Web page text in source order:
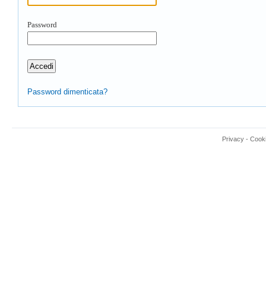
Password
Password dimenticata?
Privacy -